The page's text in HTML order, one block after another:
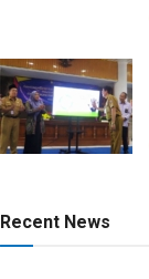
Recent News